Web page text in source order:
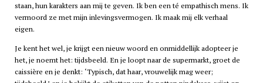
staan, hun karakters aan mij te geven. Ik ben een té empathisch mens. Ik
vermoord ze met mijn inlevingsvermogen. Ik maak mij elk verhaal
eigen.
Je kent het wel, je krijgt een nieuw woord en onmiddellijk adopteer je
het, je noemt het: tijdsbeeld. En je loopt naar de supermarkt, groet de
caissière en je denkt: ‘Typisch, dat haar, vrouwelijk mag weer;